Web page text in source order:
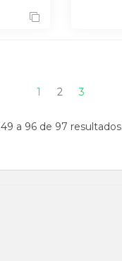
1 2 3
49 a 96 de 97 resultados